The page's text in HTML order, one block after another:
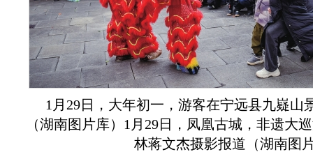
1月29日，大年初一，游客在宁远县九嶷山
（湖南图片库）1月29日，凤凰古城，非遗大
林蒋文杰摄影报道（湖南图